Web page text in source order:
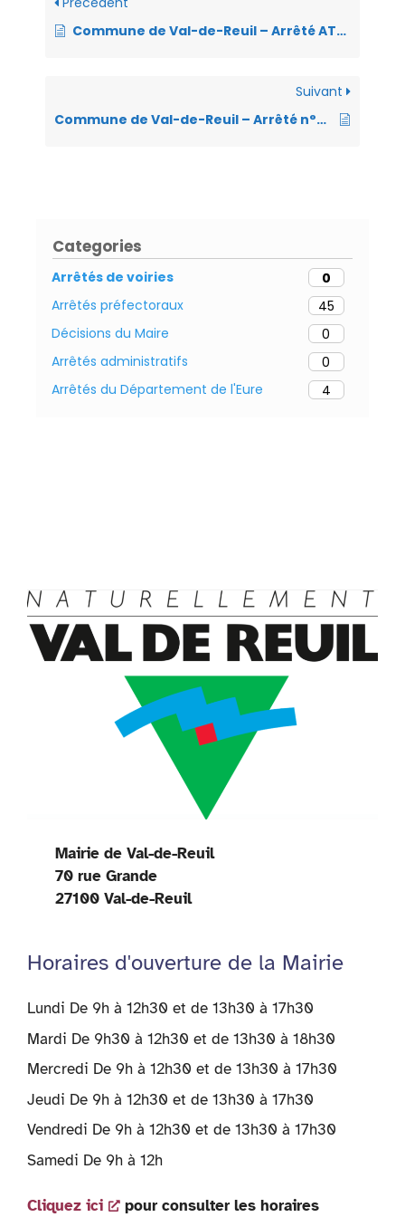
o
n
s
A
g
e
y
er
Commune de Val-de-Reuil – Arrêté AT2026-161 – Arrêté portant règlementation de la circulation et du stationnement – chaussée de Ritterhude – Manifestation culturelle – 27.05.26 Parc des Sports
Suivant
Commune de Val-de-Reuil – Arrêté n°AT-2026-158 AOT ville fleurie – place des quatre saisons- le 23.05.26
Categories
Arrêtés de voiries
0
Arrêtés préfectoraux
45
Décisions du Maire
0
Arrêtés administratifs
0
Arrêtés du Département de l'Eure
4
Mairie de Val-de-Reuil
70 rue Grande
27100 Val-de-Reuil
Horaires d'ouverture de la Mairie
Lundi De 9h à 12h30 et de 13h30 à 17h30
Mardi De 9h30 à 12h30 et de 13h30 à 18h30
Mercredi De 9h à 12h30 et de 13h30 à 17h30
Jeudi De 9h à 12h30 et de 13h30 à 17h30
Vendredi De 9h à 12h30 et de 13h30 à 17h30
Samedi De 9h à 12h
Cliquez ici pour consulter les horaires